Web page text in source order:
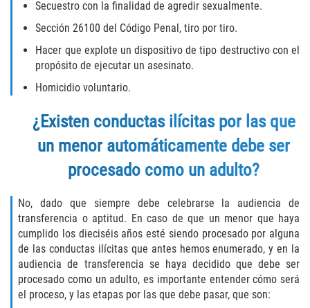
Dependientes
Acecho
Amenazas Criminales
Agresión Doméstica
Lesión Corporal a un Cónyuge
Orden de Protección de Emergencia
Orden de Restricción Permanente
Orden de Restricción Temporal
Secuestro con la finalidad de agredir sexualmente.
Sección 26100 del Código Penal, tiro por tiro.
Hacer que explote un dispositivo de tipo destructivo con el
propósito de ejecutar un asesinato.
Homicidio voluntario.
¿Existen conductas ilícitas por las que
un menor automáticamente debe ser
procesado como un adulto?
No, dado que siempre debe celebrarse la audiencia de
transferencia o aptitud. En caso de que un menor que haya
cumplido los dieciséis años esté siendo procesado por alguna
de las conductas ilícitas que antes hemos enumerado, y en la
audiencia de transferencia se haya decidido que debe ser
procesado como un adulto, es importante entender cómo será
el proceso, y las etapas por las que debe pasar, que son: